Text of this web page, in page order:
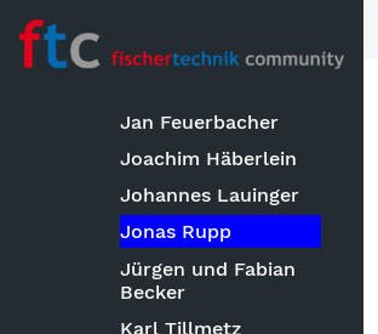
Lars Blome
Jan Feuerbacher
Joachim Häberlein
Johannes Lauinger
Jonas Rupp
Jürgen und Fabian
Becker
Karl Tillmetz